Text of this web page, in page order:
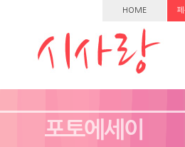
HOME
포토에세이